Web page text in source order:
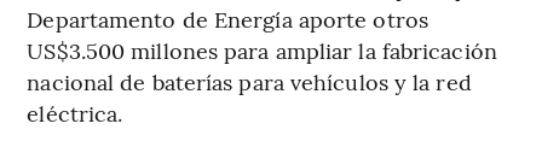
Departamento de Energía aporte otros
US$3.500 millones para ampliar la fabricación
nacional de baterías para vehículos y la red
eléctrica.